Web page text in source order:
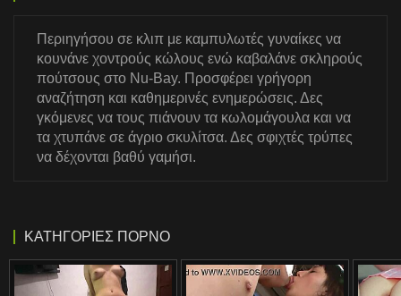
Περιηγήσου σε κλιπ με καμπυλωτές γυναίκες να
κουνάνε χοντρούς κώλους ενώ καβαλάνε σκληρούς
πούτσους στο Nu-Bay. Προσφέρει γρήγορη
αναζήτηση και καθημερινές ενημερώσεις. Δες
γκόμενες να τους πιάνουν τα κωλομάγουλα και να
τα χτυπάνε σε άγριο σκυλίτσα. Δες σφιχτές τρύπες
να δέχονται βαθύ γαμήσι.
ΚΑΤΗΓΟΡΊΕΣ ΠΟΡΝΌ